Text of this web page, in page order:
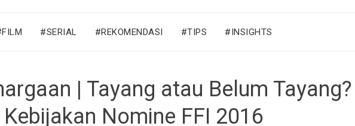
#SERIAL #REKOMENDASI #TIPS #INSIGHTS
| Tayang atau Belum
Kebijakan Nomine FFI 2016